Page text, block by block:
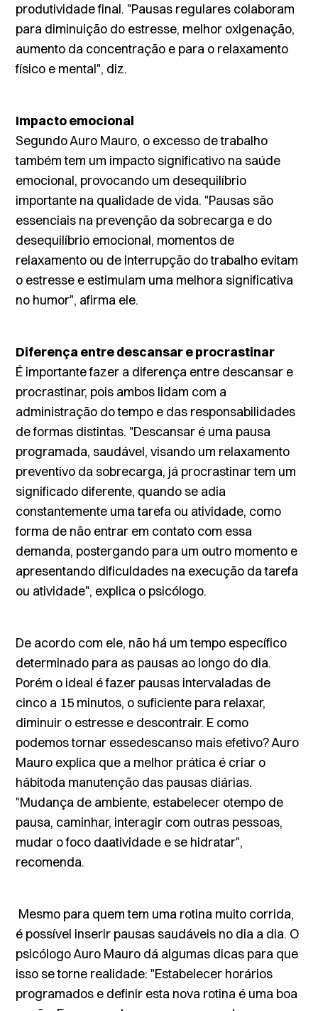
produtividade final. "Pausas regulares colaboram
para diminuição do estresse, melhor oxigenação,
aumento da concentração e para o relaxamento
físico e mental", diz.
Impacto emocional
Segundo Auro Mauro, o excesso de trabalho
também tem um impacto significativo na saúde
emocional, provocando um desequilíbrio
importante na qualidade de vida. "Pausas são
essenciais na prevenção da sobrecarga e do
desequilíbrio emocional, momentos de
relaxamento ou de interrupção do trabalho evitam
o estresse e estimulam uma melhora significativa
no humor", afirma ele.
Diferença entre descansar e procrastinar
É importante fazer a diferença entre descansar e
procrastinar, pois ambos lidam com a
administração do tempo e das responsabilidades
de formas distintas. "Descansar é uma pausa
programada, saudável, visando um relaxamento
preventivo da sobrecarga, já procrastinar tem um
significado diferente, quando se adia
constantemente uma tarefa ou atividade, como
forma de não entrar em contato com essa
demanda, postergando para um outro momento e
apresentando dificuldades na execução da tarefa
ou atividade", explica o psicólogo.
De acordo com ele, não há um tempo específico
determinado para as pausas ao longo do dia.
Porém o ideal é fazer pausas intervaladas de
cinco a 15 minutos, o suficiente para relaxar,
diminuir o estresse e descontrair. E como
podemos tornar essedescanso mais efetivo? Auro
Mauro explica que a melhor prática é criar o
hábitoda manutenção das pausas diárias.
"Mudança de ambiente, estabelecer otempo de
pausa, caminhar, interagir com outras pessoas,
mudar o foco daatividade e se hidratar",
recomenda.
Mesmo para quem tem uma rotina muito corrida,
é possível inserir pausas saudáveis no dia a dia. O
psicólogo Auro Mauro dá algumas dicas para que
isso se torne realidade: "Estabelecer horários
programados e definir esta nova rotina é uma boa